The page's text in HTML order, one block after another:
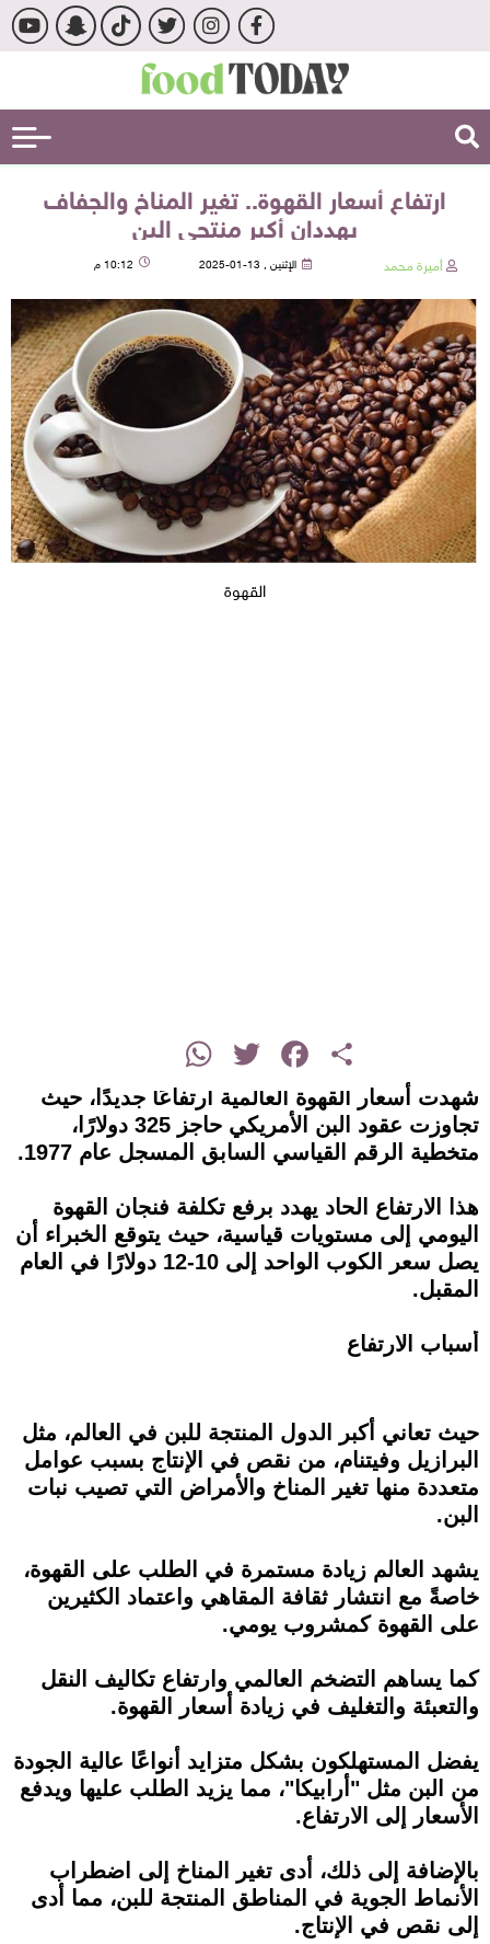
ارتفاع أسعار القهوة.. تغير المناخ والجفاف
يهددان أكبر منتجي البن
أميرة محمد الإثنين , 13-01-2025 10:12 م
القهوة
Share
Facebook
Twitter
WhatsApp
شهدت أسعار القهوة العالمية ارتفاعًا جديدًا، حيث
تجاوزت عقود البن الأمريكي حاجز 325 دولارًا،
متخطية الرقم القياسي السابق المسجل عام 1977.
هذا الارتفاع الحاد يهدد برفع تكلفة فنجان القهوة
اليومي إلى مستويات قياسية، حيث يتوقع الخبراء أن
يصل سعر الكوب الواحد إلى 10-12 دولارًا في العام
المقبل.
أسباب الارتفاع
حيث تعاني أكبر الدول المنتجة للبن في العالم، مثل
البرازيل وفيتنام، من نقص في الإنتاج بسبب عوامل
متعددة منها تغير المناخ والأمراض التي تصيب نبات
البن.
يشهد العالم زيادة مستمرة في الطلب على القهوة،
خاصةً مع انتشار ثقافة المقاهي واعتماد الكثيرين
على القهوة كمشروب يومي.
كما يساهم التضخم العالمي وارتفاع تكاليف النقل
والتعبئة والتغليف في زيادة أسعار القهوة.
يفضل المستهلكون بشكل متزايد أنواعًا عالية الجودة
من البن مثل "أرابيكا"، مما يزيد الطلب عليها ويدفع
الأسعار إلى الارتفاع.
بالإضافة إلى ذلك، أدى تغير المناخ إلى اضطراب
الأنماط الجوية في المناطق المنتجة للبن، مما أدى
إلى نقص في الإنتاج.